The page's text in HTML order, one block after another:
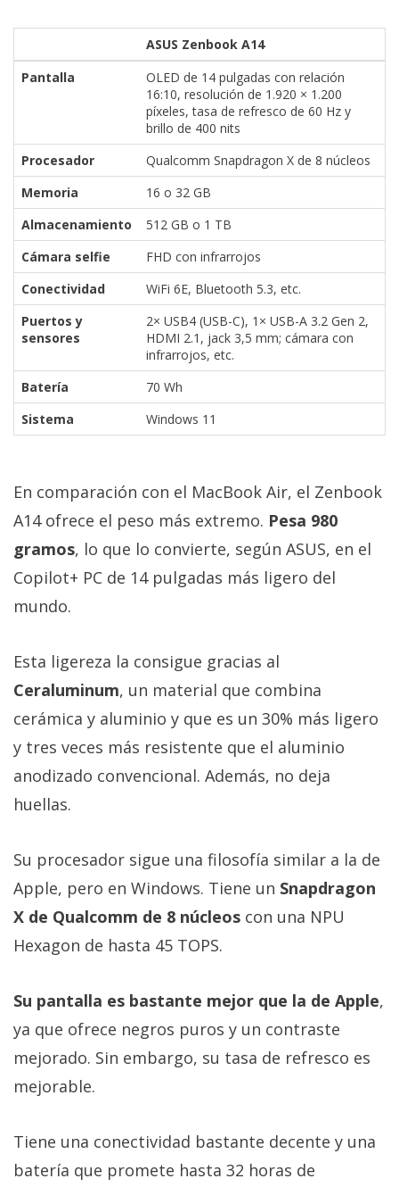
ASUS Zenbook A14
Pantalla
OLED de 14 pulgadas con relación
16:10, resolución de 1.920 × 1.200
píxeles, tasa de refresco de 60 Hz y
brillo de 400 nits
Procesador
Qualcomm Snapdragon X de 8 núcleos
Memoria
16 o 32 GB
Almacenamiento
512 GB o 1 TB
Cámara selfie
FHD con infrarrojos
Conectividad
WiFi 6E, Bluetooth 5.3, etc.
Puertos y
sensores
2× USB4 (USB-C), 1× USB-A 3.2 Gen 2,
HDMI 2.1, jack 3,5 mm; cámara con
infrarrojos, etc.
Batería
70 Wh
Sistema
Windows 11
En comparación con el MacBook Air, el Zenbook
A14 ofrece el peso más extremo. Pesa 980
gramos, lo que lo convierte, según ASUS, en el
Copilot+ PC de 14 pulgadas más ligero del
mundo.
Esta ligereza la consigue gracias al
Ceraluminum, un material que combina
cerámica y aluminio y que es un 30% más ligero
y tres veces más resistente que el aluminio
anodizado convencional. Además, no deja
huellas.
Su procesador sigue una filosofía similar a la de
Apple, pero en Windows. Tiene un Snapdragon
X de Qualcomm de 8 núcleos con una NPU
Hexagon de hasta 45 TOPS.
Su pantalla es bastante mejor que la de Apple,
ya que ofrece negros puros y un contraste
mejorado. Sin embargo, su tasa de refresco es
mejorable.
Tiene una conectividad bastante decente y una
batería que promete hasta 32 horas de